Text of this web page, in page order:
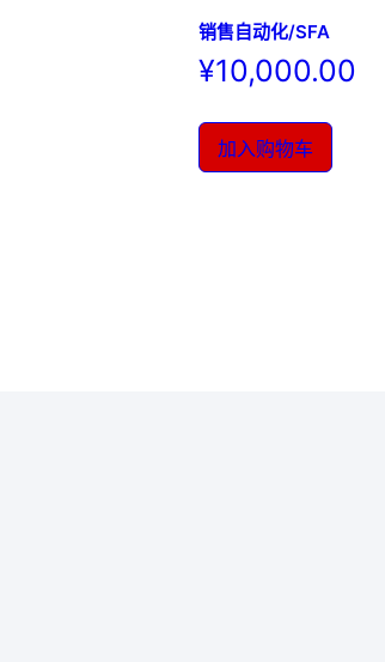
销售自动化/SFA
¥10,000.00
加入购物车